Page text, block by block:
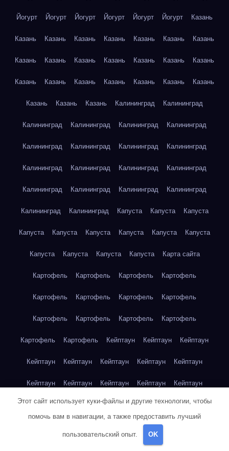
Йогурт Йогурт Йогурт Йогурт Йогурт Йогурт Казань
Казань Казань Казань Казань Казань Казань Казань
Казань Казань Казань Казань Казань Казань Казань
Казань Казань Казань Казань Казань Казань Казань
Казань Казань Казань Калининград Калининград
Калининград Калининград Калининград Калининград
Калининград Калининград Калининград Калининград
Калининград Калининград Калининград Калининград
Калининград Калининград Калининград Калининград
Калининград Калининград Капуста Капуста Капуста
Капуста Капуста Капуста Капуста Капуста Капуста
Капуста Капуста Капуста Капуста Карта сайта
Картофель Картофель Картофель Картофель
Картофель Картофель Картофель Картофель
Картофель Картофель Картофель Картофель
Картофель Картофель Кейптаун Кейптаун Кейптаун
Кейптаун Кейптаун Кейптаун Кейптаун Кейптаун
Кейптаун Кейптаун Кейптаун Кейптаун Кейптаун
Кейптаун Кейптаун Кейптаун Кейптаун Кейптаун
Клубника
Красноярск
Этот сайт использует куки-файлы и другие технологии, чтобы
помочь вам в навигации, а также предоставить лучший
пользовательский опыт. OK